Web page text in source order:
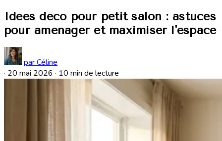
Idées déco pour petit salon : astuces
pour aménager et maximiser l'espace
par Céline
· 20 mai 2026 · 10 min de lecture